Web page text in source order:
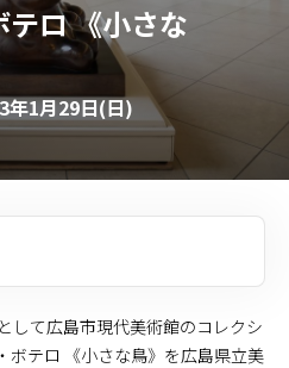
ロ 《小さな
年1月29日(日)
して広島市現代美術館のコレクシ
ボテロ 《小さな鳥》を広島県立美